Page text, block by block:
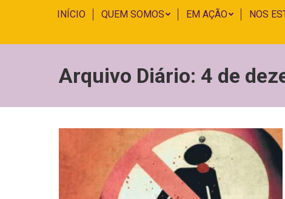
INÍCIO QUEM SOMOS EM AÇÃO NOS
Arquivo Diário: 4 de